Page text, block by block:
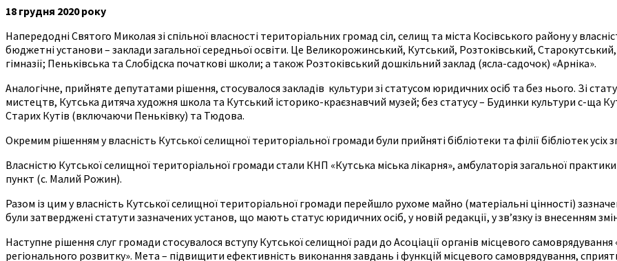
18 грудня 2020 року
Напередодні Святого Миколая зі спільної власності територіальних громад сіл, селищ та міста Косівського району у
бюджетні установи – заклади загальної середньої освіти. Це Великорожинський, Кутський, Розтоківський,
гімназії; Пеньківська та Слобідска початкові школи; а також Розтоківський дошкільний заклад (ясла-садочок) «Арніка».
Аналогічне, прийняте депутатами рішення, стосувалося закладів культури зі статусом юридичних осіб та без нього. Зі
мистецтв, Кутська дитяча художня школа та Кутський історико-краєзнавчий музей; без статусу – Будинки культури с-ща
Старих Кутів (включаючи Пеньківку) та Тюдова.
Окремим рішенням у власність Кутської селищної територіальної громади були прийняті бібліотеки та філії бібліотек усіх
Власністю Кутської селищної територіальної громади стали КНП «Кутська міська лікарня», амбулаторія загальної
пункт (с. Малий Рожин).
Разом із цим у власність Кутської селищної територіальної громади перейшло рухоме майно (матеріальні цінності)
були затверджені статути зазначених установ, що мають статус юридичних осіб, у новій редакції, у зв’язку із внесенням
Наступне рішення слуг громади стосувалося вступу Кутської селищної ради до Асоціації органів місцевого
регіонального розвитку». Мета – підвищити ефективність виконання завдань і функцій місцевого самоврядування,